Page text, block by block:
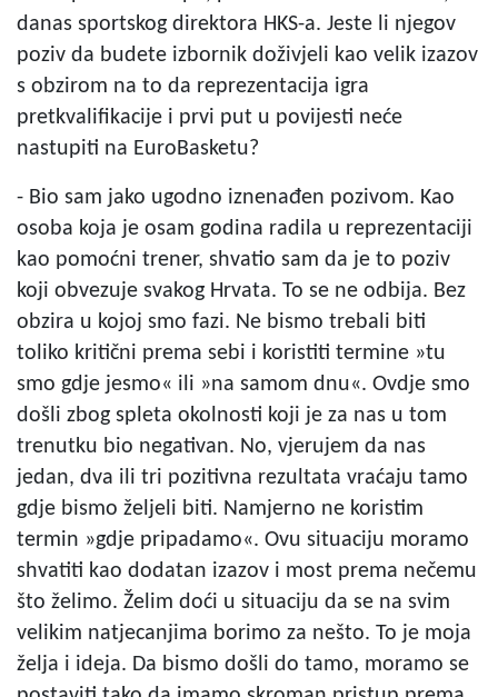
danas sportskog direktora HKS-a. Jeste li njegov
poziv da budete izbornik doživjeli kao velik izazov
s obzirom na to da reprezentacija igra
pretkvalifikacije i prvi put u povijesti neće
nastupiti na EuroBasketu?
- Bio sam jako ugodno iznenađen pozivom. Kao
osoba koja je osam godina radila u reprezentaciji
kao pomoćni trener, shvatio sam da je to poziv
koji obvezuje svakog Hrvata. To se ne odbija. Bez
obzira u kojoj smo fazi. Ne bismo trebali biti
toliko kritični prema sebi i koristiti termine »tu
smo gdje jesmo« ili »na samom dnu«. Ovdje smo
došli zbog spleta okolnosti koji je za nas u tom
trenutku bio negativan. No, vjerujem da nas
jedan, dva ili tri pozitivna rezultata vraćaju tamo
gdje bismo željeli biti. Namjerno ne koristim
termin »gdje pripadamo«. Ovu situaciju moramo
shvatiti kao dodatan izazov i most prema nečemu
što želimo. Želim doći u situaciju da se na svim
velikim natjecanjima borimo za nešto. To je moja
želja i ideja. Da bismo došli do tamo, moramo se